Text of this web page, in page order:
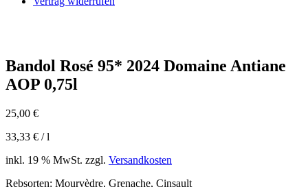
Bandol Rosé 95* 2024 Domaine Antiane
AOP 0,75l
25,00 €
33,33 € /l
inkl. 19 % MwSt. zzgl. Versandkosten
Rebsorten: Mourvèdre, Grenache, Cinsault